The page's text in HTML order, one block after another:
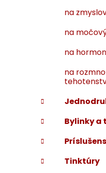
na
na
na
na
Bylinky a
Tinktúry